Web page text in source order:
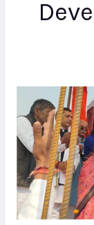
केन्द्रीय
मंत्री
अनुप्रिया
पटेल
ने
किया
सरदार